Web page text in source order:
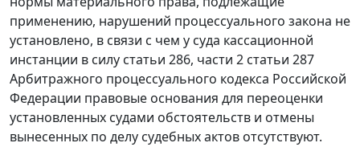
применению, нарушений процессуального закона не
установлено, в связи с чем у суда кассационной
инстанции в силу статьи 286, части 2 статьи 287
Арбитражного процессуального кодекса Российской
Федерации правовые основания для переоценки
установленных судами обстоятельств и отмены
вынесенных по делу судебных актов отсутствуют.